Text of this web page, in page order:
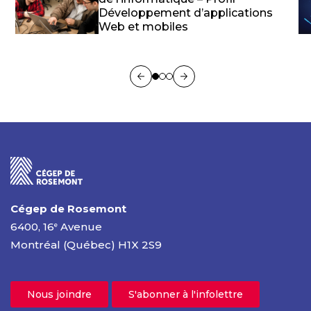
Développement d’applications
Web et mobiles
Cégep de Rosemont
6400, 16e Avenue
Montréal (Québec) H1X 2S9
Nous joindre S'abonner à l'infolettre